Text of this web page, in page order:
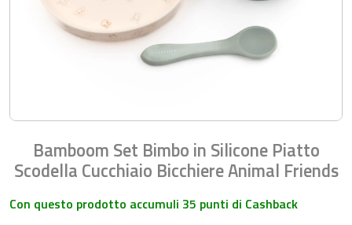
Bamboom Set Bimbo in Silicone Piatto
Scodella Cucchiaio Bicchiere Animal Friends
Con questo prodotto accumuli 35 punti di Cashback